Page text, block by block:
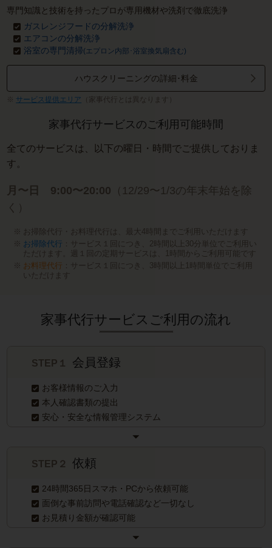
専門知識と技術を持ったプロが専用機材や洗剤で徹底洗浄
ガスレンジフードの分解洗浄
エアコンの分解洗浄
浴室の専門清掃(エプロン内部･浴室換気扇含む)
ハウスクリーニングの詳細･料金
サービス提供エリア （家事代行とは異なります）
家事代行サービスのご利用可能時間
全てのサービスは、以下の曜日・時間でご提供しておりま
す。
月〜日 9:00〜20:00 （12/29〜1/3の年末年始を除
く）
お掃除代行・お料理代行は、最大4時間までご利用いただけます
お掃除代行 ：サービス１回につき、2時間以上30分単位でご利用い
ただけます。週１回の定期サービスは、1時間からご利用可能です
お料理代行 ：サービス１回につき、3時間以上1時間単位でご利用
いただけます
家事代行サービスご利用の流れ
STEP１ 会員登録
お客様情報のご入力
本人確認書類の提出
安心・安全な情報管理システム
STEP２依頼
24時間365日スマホ・PCから依頼可能
面倒な事前訪問や電話確認など一切なし
お見積り金額が確認可能